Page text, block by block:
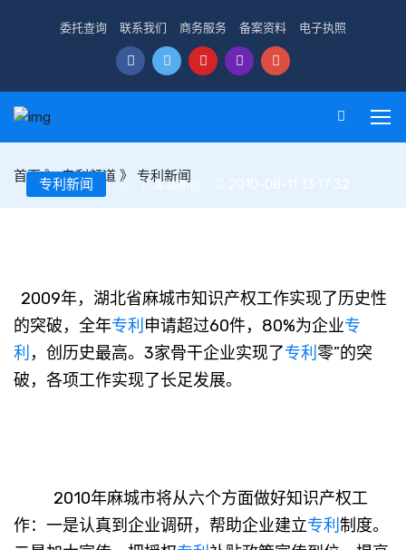
委托查询 联系我们 商务服务 备案资料 电子执照
首页》专利频道 》 专利新闻
专利新闻 本站原创 2010-08-11 13:17:32
2009年，湖北省麻城市知识产权工作实现了历史性
的突破，全年专利 申请超过60件，80%为企业专
利 ，创历史最高。3家骨干企业实现了专利 零”的突
破，各项工作实现了长足发展。
2010年麻城市将从六个方面做好知识产权工
作：一是认真到企业调研，帮助企业建立专利 制度。